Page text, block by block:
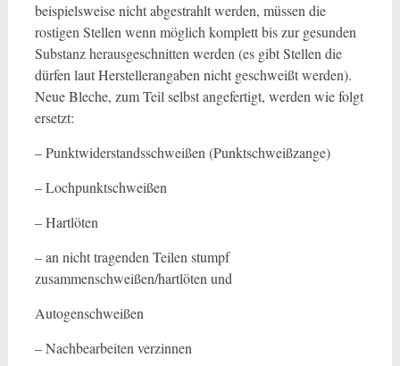
beispielsweise nicht abgestrahlt werden, müssen die
rostigen Stellen wenn möglich komplett bis zur gesunden
Substanz herausgeschnitten werden (es gibt Stellen die
dürfen laut Herstellerangaben nicht geschweißt werden).
Neue Bleche, zum Teil selbst angefertigt, werden wie folgt
ersetzt:
– Punktwiderstandsschweißen (Punktschweißzange)
– Lochpunktschweißen
– Hartlöten
– an nicht tragenden Teilen stumpf
zusammenschweißen/hartlöten und
Autogenschweißen
– Nachbearbeiten verzinnen